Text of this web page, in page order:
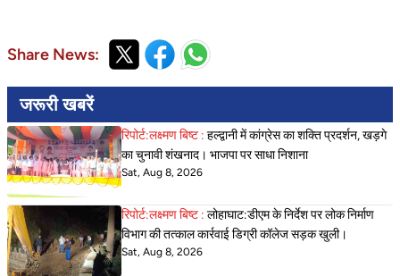
Share News:
जरूरी खबरें
रिपोर्ट:लक्ष्मण बिष्ट : हल्द्वानी में कांग्रेस का शक्ति प्रदर्शन, खड़गे
का चुनावी शंखनाद। भाजपा पर साधा निशाना
Sat, Aug 8, 2026
रिपोर्ट:लक्ष्मण बिष्ट : लोहाघाट:डीएम के निर्देश पर लोक निर्माण
विभाग की तत्काल कार्रवाई डिग्री कॉलेज सड़क खुली।
Sat, Aug 8, 2026